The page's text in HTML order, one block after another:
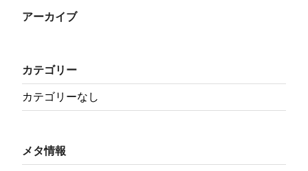
アーカイブ
カテゴリー
カテゴリーなし
メタ情報